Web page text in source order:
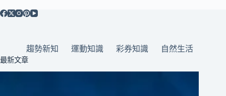
趨勢新知 運動知識 彩券知識 自然生活
最新文章